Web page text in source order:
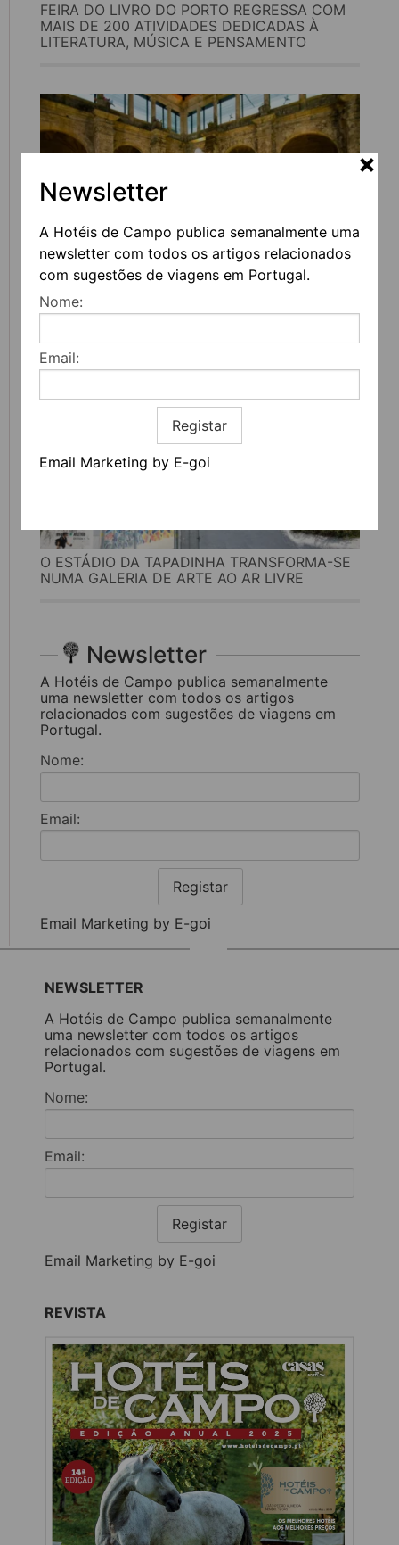
Newsletter
A Hotéis de Campo publica semanalmente uma
newsletter com todos os artigos relacionados
com sugestões de viagens em Portugal.
Nome:
Email:
Registar
Email Marketing by E-goi
FEIRA DO LIVRO DO PORTO REGRESSA COM
MAIS DE 200 ATIVIDADES DEDICADAS À
LITERATURA, MÚSICA E PENSAMENTO
UVVA REGRESSA A AMARANTE PARA
CELEBRAR O VINHO, A GASTRONOMIA E A
CULTURA
O ESTÁDIO DA TAPADINHA TRANSFORMA-SE
NUMA GALERIA DE ARTE AO AR LIVRE
Newsletter
A Hotéis de Campo publica semanalmente
uma newsletter com todos os artigos
relacionados com sugestões de viagens em
Portugal.
Nome:
Email:
Registar
Email Marketing by E-goi
NEWSLETTER
A Hotéis de Campo publica semanalmente
uma newsletter com todos os artigos
relacionados com sugestões de viagens em
Portugal.
Nome:
Email:
Registar
Email Marketing by E-goi
REVISTA